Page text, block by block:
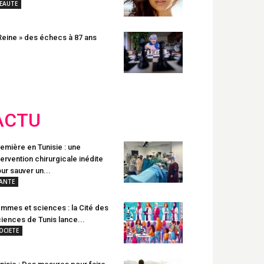
» des échecs à 87 ans
en Tunisie : une
chirurgicale inédite
sauver un...
et sciences : la Cité des
de Tunis lance...